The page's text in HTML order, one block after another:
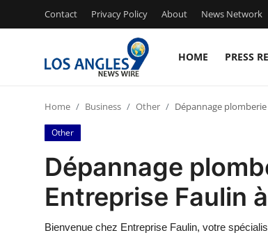
Contact Privacy Policy About News Network
HOME PRESS
Press Release
Contact
Privacy Policy
Home Business Other Dépannage
Other
Dépannage
Entreprise Faulin
Bienvenue chez Entreprise Faulin, votre